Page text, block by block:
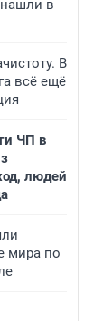
в
В
всё ещё
ЧП в
людей
мира по